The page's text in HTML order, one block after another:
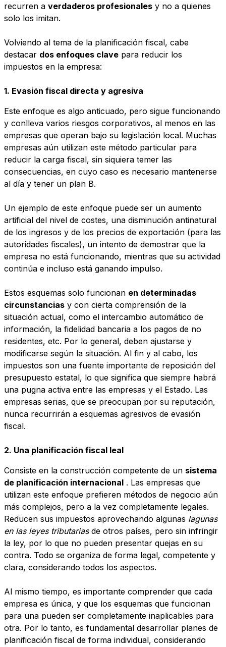
recurren a verdaderos profesionales y no a quienes
solo los imitan.
Volviendo al tema de la planificación fiscal, cabe
destacar dos enfoques clave para reducir los
impuestos en la empresa:
1. Evasión fiscal directa y agresiva
Este enfoque es algo anticuado, pero sigue funcionando
y conlleva varios riesgos corporativos, al menos en las
empresas que operan bajo su legislación local. Muchas
empresas aún utilizan este método particular para
reducir la carga fiscal, sin siquiera temer las
consecuencias, en cuyo caso es necesario mantenerse
al día y tener un plan B.
Un ejemplo de este enfoque puede ser un aumento
artificial del nivel de costes, una disminución antinatural
de los ingresos y de los precios de exportación (para las
autoridades fiscales), un intento de demostrar que la
empresa no está funcionando, mientras que su actividad
continúa e incluso está ganando impulso.
Estos esquemas solo funcionan en determinadas
circunstancias y con cierta comprensión de la
situación actual, como el intercambio automático de
información, la fidelidad bancaria a los pagos de no
residentes, etc. Por lo general, deben ajustarse y
modificarse según la situación. Al fin y al cabo, los
impuestos son una fuente importante de reposición del
presupuesto estatal, lo que significa que siempre habrá
una pugna activa entre las empresas y el Estado. Las
empresas serias, que se preocupan por su reputación,
nunca recurrirán a esquemas agresivos de evasión
fiscal.
2. Una planificación fiscal leal
Consiste en la construcción competente de un sistema
de planificación internacional . Las empresas que
utilizan este enfoque prefieren métodos de negocio aún
más complejos, pero a la vez completamente legales.
Reducen sus impuestos aprovechando algunas lagunas
en las leyes tributarias de otros países, pero sin infringir
la ley, por lo que no pueden presentar quejas en su
contra. Todo se organiza de forma legal, competente y
clara, considerando todos los aspectos.
Al mismo tiempo, es importante comprender que cada
empresa es única, y que los esquemas que funcionan
para una pueden ser completamente inaplicables para
otra. Por lo tanto, es fundamental desarrollar planes de
planificación fiscal de forma individual, considerando